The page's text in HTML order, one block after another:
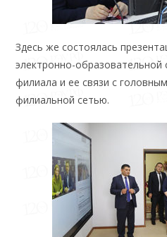
Здесь же состоялась
электронно-образовательной
филиала и ее связи с
филиальной сетью.